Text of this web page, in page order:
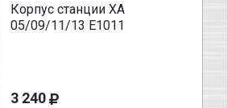
Корпус станции XA
05/09/11/13 Е1011
3 240